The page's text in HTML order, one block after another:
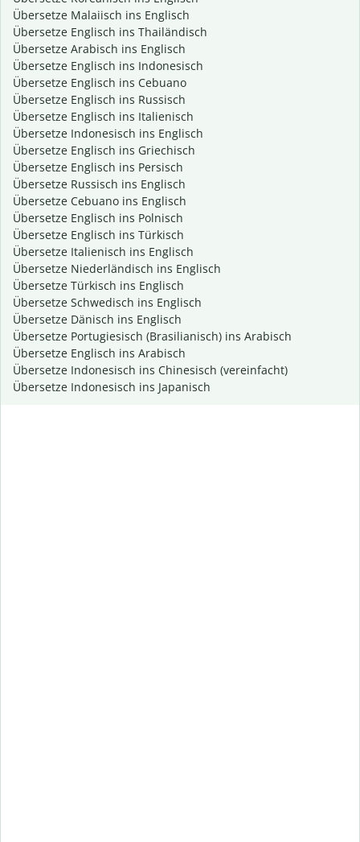
Übersetze Malaiisch ins Englisch
Übersetze Englisch ins Thailändisch
Übersetze Arabisch ins Englisch
Übersetze Englisch ins Indonesisch
Übersetze Englisch ins Cebuano
Übersetze Englisch ins Russisch
Übersetze Englisch ins Italienisch
Übersetze Indonesisch ins Englisch
Übersetze Englisch ins Griechisch
Übersetze Englisch ins Persisch
Übersetze Russisch ins Englisch
Übersetze Cebuano ins Englisch
Übersetze Englisch ins Polnisch
Übersetze Englisch ins Türkisch
Übersetze Italienisch ins Englisch
Übersetze Niederländisch ins Englisch
Übersetze Türkisch ins Englisch
Übersetze Schwedisch ins Englisch
Übersetze Dänisch ins Englisch
Übersetze Portugiesisch (Brasilianisch) ins Arabisch
Übersetze Englisch ins Arabisch
Übersetze Indonesisch ins Chinesisch (vereinfacht)
Übersetze Indonesisch ins Japanisch